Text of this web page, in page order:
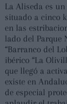
La Aliseda es
situado a cinco
en las
lado del Parque
“Barranco del
ibérico “La
que llegó a
existe en
de especial